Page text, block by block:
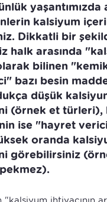
yaşantımızda
kalsiyum
Dikkatli bir
halk arasında
bilinen
bazı besin
düşük
(örnek et türleri),
ise "hayret
oranda
görebilirsiniz